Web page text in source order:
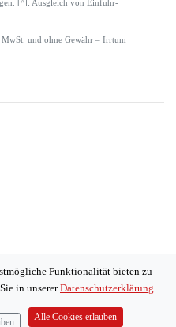
[^]: Ausgleich von Einfuhr-
und ohne Gewähr – Irrtum
Funktionalität bieten zu
in unsererDatenschutzerklärung
Alle Cookies erlauben